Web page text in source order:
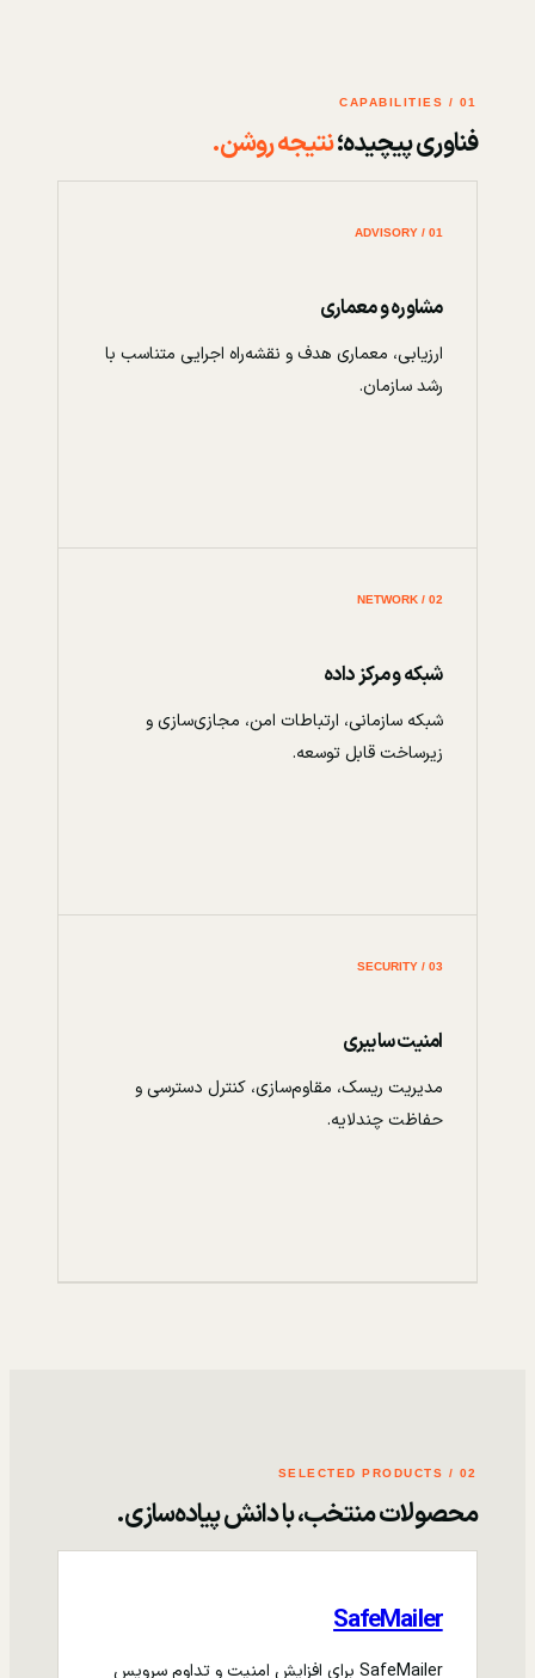
01 / CAPABILITIES
فناوری پیچیده؛نتیجه روشن.
01 / ADVISORY
مشاوره و معماری
ارزیابی، معماری هدف و نقشه‌راه اجرایی متناسب با
رشد سازمان.
02 / NETWORK
شبکه و مرکز داده
شبکه سازمانی، ارتباطات امن، مجازی‌سازی و
زیرساخت قابل توسعه.
03 / SECURITY
امنیت سایبری
مدیریت ریسک، مقاوم‌سازی، کنترل دسترسی و
حفاظت چندلایه.
02 / SELECTED PRODUCTS
محصولات منتخب، با دانش پیاده‌سازی.
SafeMailer
SafeMailer برای افزایش امنیت و تداوم سرویس